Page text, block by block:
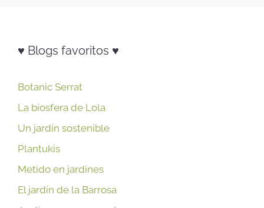
♥ Blogs favoritos ♥
Botanic Serrat
La biosfera de Lola
Un jardín sostenible
Plantukis
Metido en jardines
El jardín de la Barrosa